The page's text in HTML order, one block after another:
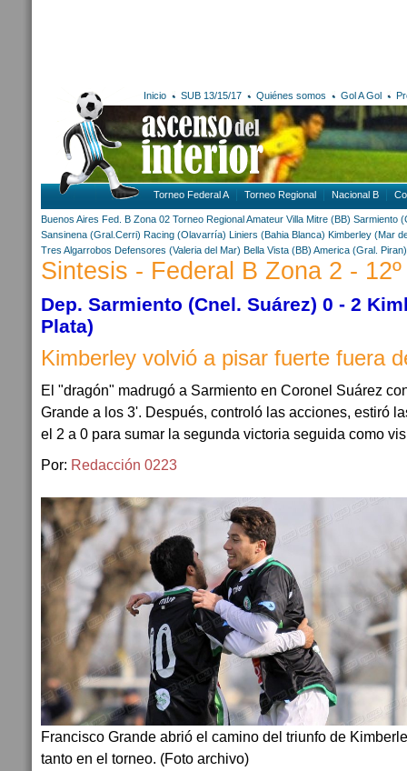
Inicio SUB 13/15/17 Quiénes somos Gol A Gol
Torneo Federal A Torneo Regional Nacional B
Buenos Aires Fed. B Zona 02 Torneo Regional Amateur Villa Mitre (BB) Sarmiento
Sansinena (Gral.Cerri) Racing (Olavarría) Liniers (Bahia Blanca) Kimberley (Mar
Tres Algarrobos Defensores (Valeria del Mar) Bella Vista (BB) America (Gral. Piran)
Sintesis - Federal B Zona 2 -
Dep. Sarmiento (Cnel. Suárez) 0 - 2
Plata)
Kimberley volvió a pisar fuerte fuera
El "dragón" madrugó a Sarmiento en Coronel Suárez
Grande a los 3'. Después, controló las acciones, estiró
el 2 a 0 para sumar la segunda victoria seguida como
Por: Redacción 0223
Francisco Grande abrió el camino del triunfo de
tanto en el torneo. (Foto archivo)